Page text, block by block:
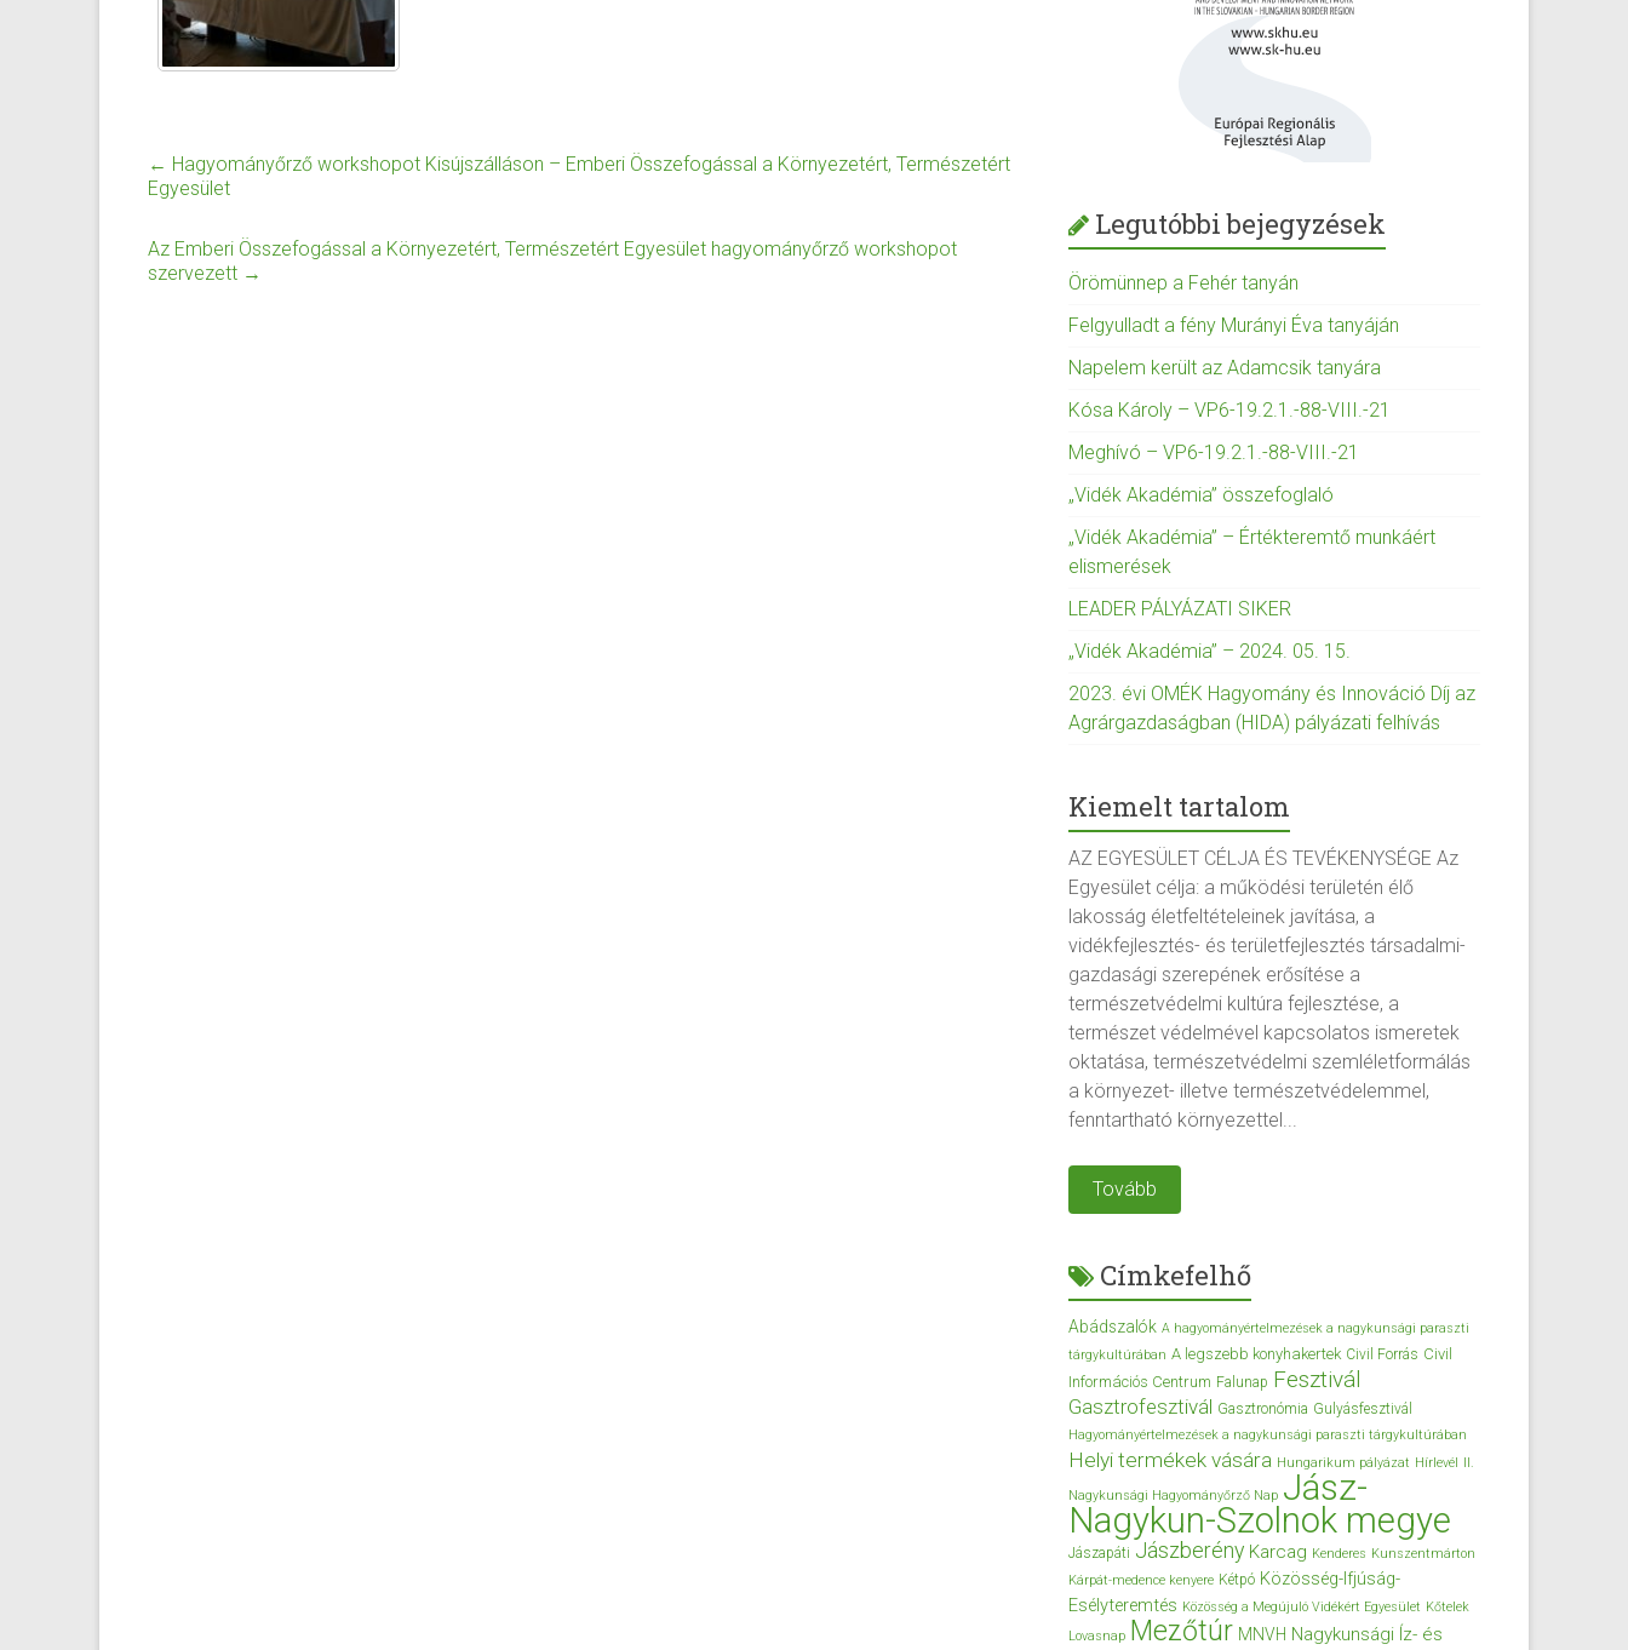
← Hagyományőrző workshopot Kisújszálláson – Emberi Összefogással a Környezetért, Természetért
Egyesület
Az Emberi Összefogással a Környezetért, Természetért Egyesület hagyományőrző workshopot
szervezett →
Legutóbbi bejegyzések
Örömünnep a Fehér tanyán
Felgyulladt a fény Murányi Éva tanyáján
Napelem került az Adamcsik tanyára
Kósa Károly – VP6-19.2.1.-88-VIII.-21
Meghívó – VP6-19.2.1.-88-VIII.-21
„Vidék Akadémia” összefoglaló
„Vidék Akadémia” – Értékteremtő munkáért
elismerések
LEADER PÁLYÁZATI SIKER
„Vidék Akadémia” – 2024. 05. 15.
2023. évi OMÉK Hagyomány és Innováció Díj az
Agrárgazdaságban (HIDA) pályázati felhívás
Kiemelt tartalom
AZ EGYESÜLET CÉLJA ÉS TEVÉKENYSÉGE Az
Egyesület célja: a működési területén élő
lakosság életfeltételeinek javítása, a
vidékfejlesztés- és területfejlesztés társadalmi-
gazdasági szerepének erősítése a
természetvédelmi kultúra fejlesztése, a
természet védelmével kapcsolatos ismeretek
oktatása, természetvédelmi szemléletformálás
a környezet- illetve természetvédelemmel,
fenntartható környezettel...
Tovább
Címkefelhő
Abádszalók A hagyományértelmezések a nagykunsági paraszti
tárgykultúrában A legszebb konyhakertek Civil Forrás Civil
Információs Centrum Falunap Fesztivál
Gasztrofesztivál Gasztronómia Gulyásfesztivál
Hagyományértelmezések a nagykunsági paraszti tárgykultúrában
Helyi termékek vására Hungarikum pályázat Hírlevél II.
Nagykunsági Hagyományőrző Nap Jász-
Nagykun-Szolnok megye
Jászapáti Jászberény Karcag Kenderes Kunszentmárton
Kárpát-medence kenyere Kétpó Közösség-Ifjúság-
Esélyteremtés Közösség a Megújuló Vidékért Egyesület Kőtelek
Lovasnap Mezőtúr MNVH Nagykunsági Íz- és